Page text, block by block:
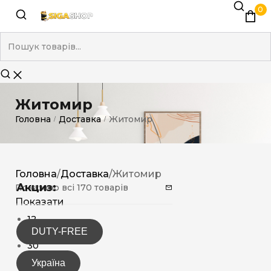
0
Житомир
Головна / Доставка / Житомир
Акциз:
DUTY-FREE
Україна
Головна/Доставка/Житомир
Показано всі 170 товарів
Показати
12
15
30